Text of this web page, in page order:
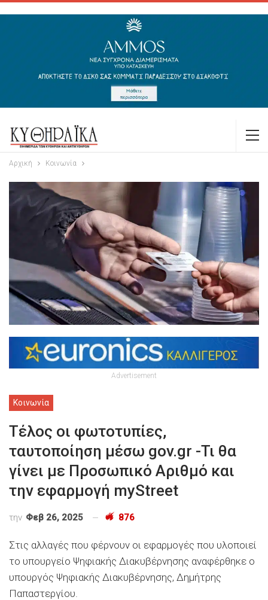
Αρχική Κοινωνία
Advertisement
Κοινωνία
Tέλος οι φωτοτυπίες,
ταυτοποίηση μέσω gov.gr -Τι θα
γίνει με Προσωπικό Αριθμό και
την εφαρμογή myStreet
την Φεβ 26, 2025 876
Στις αλλαγές που φέρνουν οι εφαρμογές που υλοποιεί
το υπουργείο Ψηφιακής Διακυβέρνησης αναφέρθηκε ο
υπουργός Ψηφιακής Διακυβέρνησης, Δημήτρης
Παπαστεργίου.